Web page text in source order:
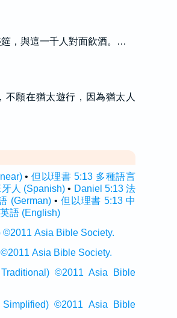
，與這一千人對面飲酒。…
願在猶太遊行，因為猶太人
•但以理書 5:13 多種語言
人 (Spanish) • Daniel 5:13 法
(German) • 但以理書 5:13 中
語 (English)
Asia Bible Society.
Asia Bible Society.
©2011 Asia Bible
©2011 Asia Bible